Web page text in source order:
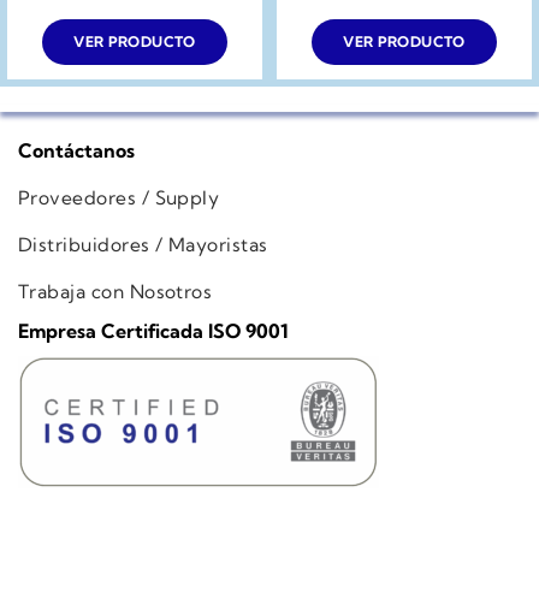
VER PRODUCTO VER PRODUCTO
Contáctanos
Proveedores / Supply
Distribuidores / Mayoristas
Trabaja con Nosotros
Empresa Certificada ISO 9001